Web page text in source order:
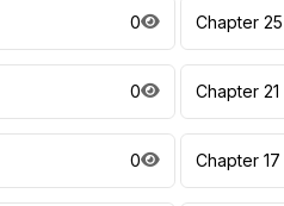
0 Chapter 25
0 Chapter 21
0 Chapter 17